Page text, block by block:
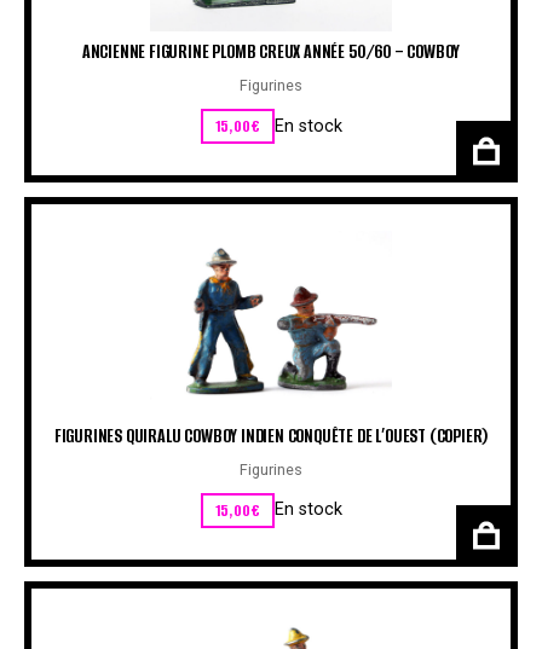
ANCIENNE FIGURINE PLOMB CREUX ANNÉE 50/60 – COWBOY
Figurines
15,00€ En stock
FIGURINES QUIRALU COWBOY INDIEN CONQUÊTE DE L’OUEST (COPIER)
Figurines
15,00€ En stock